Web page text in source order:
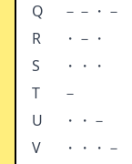
Q
－－・－
R
・－・
S
・・・
T
－
U
・・－
V
・・・－